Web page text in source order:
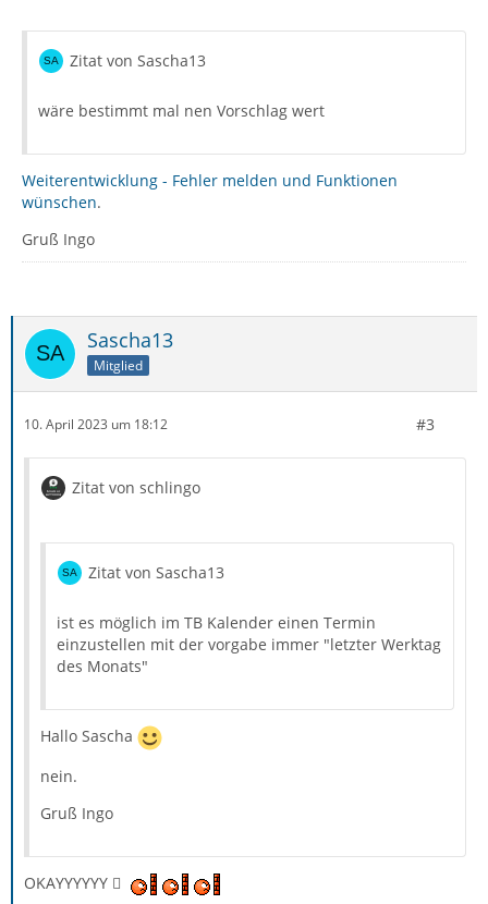
Zitat von Sascha13
wäre bestimmt mal nen Vorschlag wert
Weiterentwicklung - Fehler melden und Funktionen
wünschen.
Gruß Ingo
Sascha13
Mitglied
10. April 2023 um 18:12 #3
Zitat von schlingo
Zitat von Sascha13
ist es möglich im TB Kalender einen Termin
einzustellen mit der vorgabe immer "letzter Werktag
des Monats"
Hallo Sascha
nein.
Gruß Ingo
OKAYYYYYY 